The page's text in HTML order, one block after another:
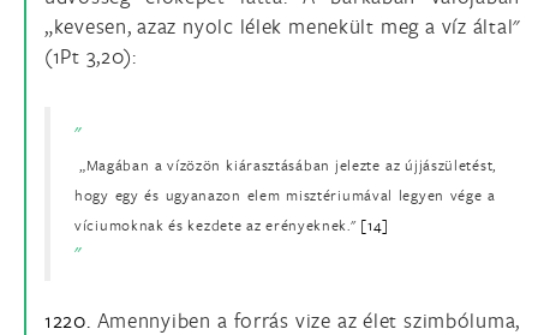
„kevesen, azaz nyolc lélek menekült meg a víz által"
(1Pt 3,20):
„Magában a vízözön kiárasztásában jelezte az újjászületést,
hogy egy és ugyanazon elem misztériumával legyen vége a
víciumoknak és kezdete az erényeknek." [14]
1220. Amennyiben a forrás vize az élet szimbóluma,